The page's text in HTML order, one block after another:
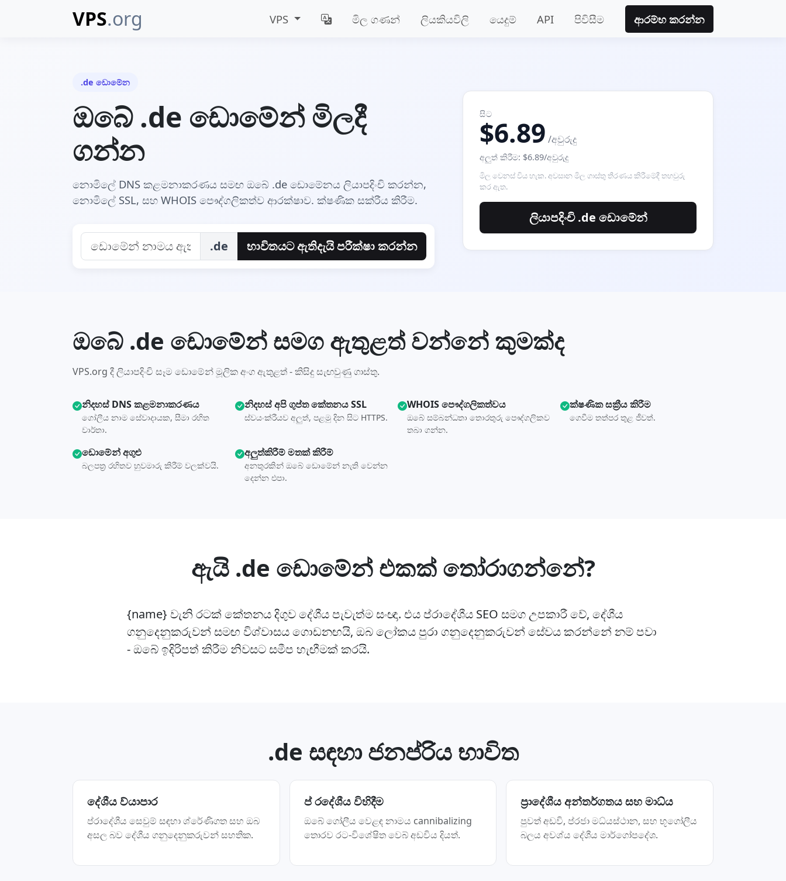
VPS.org VPS මිල ගණන් ලියකියවිලි යෙදුම් API පිවිසීම ආරම්භ කරන්න
.de ඩොමේන
ඔබේ .de ඩොමේන් මිලදී
ගන්න
නොමිලේ DNS කළමනාකරණය සමඟ ඔබේ .de ඩොමේනය ලියාපදිංචි කරන්න,
නොමිලේ SSL, සහ WHOIS පෞද්ගලිකත්ව ආරක්ෂාව. ක්ෂණික සක්රීය කිරීම.
.de භාවිතයට ඇතිදැයි පරීක්ෂා කරන්න
සිට
$6.89 /අවුරුදු
අලුත් කිරීම: $6.89/අවුරුදු
මිල වෙනස් විය හැක. අවසාන මිල ගාස්තු තීරණය කිරීමේදී තහවුරු
කර ඇත.
ලියාපදිංචි .de ඩොමේන්
ඔබේ .de ඩොමේන් සමග ඇතුළත් වන්නේ කුමක්ද
VPS.org දී ලියාපදිංචි සෑම ඩොමේන් මූලික අංග ඇතුළත් - කිසිදු සැඟවුණු ගාස්තු.
නිදහස් DNS කළමනාකරණය
ගෝලීය නාම සේවාදායක, සීමා රහිත
වාර්තා.
නිදහස් අපි ගුප්ත කේතනය SSL
ස්වයංක්රීයව අලුත්, පළමු දින සිට HTTPS.
WHOIS පෞද්ගලිකත්වය
ඔබේ සම්බන්ධතා තොරතුරු පෞද්ගලිකව
තබා ගන්න.
ක්ෂණික සක්‍රීය කිරීම
ගෙවීම තත්පර තුළ ජීවත්.
ඩොමේන් අගුළු
බලපත්‍ර රහිතව හුවමාරු කිරීම් වලක්වයි.
අලුත්කිරීම් මතක් කිරීම්
අනතුරකින් ඔබේ ඩොමේන් නැති වෙන්න
දෙන්න එපා.
ඇයි .de ඩොමේන් එකක් තෝරාගන්නේ?
{name} වැනි රටක් කේතනය දිගුව දේශීය පැවැත්ම සංඥා. එය ප්රාදේශීය SEO සමග උපකාරී වේ, දේශීය
ගනුදෙනුකරුවන් සමඟ විශ්වාසය ගොඩනඟයි, ඔබ ලෝකය පුරා ගනුදෙනුකරුවන් සේවය කරන්නේ නම් පවා
- ඔබේ ඉදිරිපත් කිරීම නිවසට සමීප හැඟීමක් කරයි.
.de සඳහා ජනප්රිය භාවිත
දේශීය ව්යාපාර
ප්රාදේශීය සෙවුම් සඳහා ශ්රේණිගත සහ ඔබ
අසල බව දේශීය ගනුදෙනුකරුවන් සහතික.
ප් රදේශීය විහිදීම
ඔබේ ගෝලීය වෙළඳ නාමය cannibalizing
තොරව රට-විශේෂිත වෙබ් අඩවිය දියත්.
ප්‍රාදේශීය අන්තර්ගතය සහ මාධ්ය
පුවත් අඩවි, ප්රජා මධ්යස්ථාන, සහ භූගෝලීය
බලය අවශ්ය දේශීය මාර්ගෝපදේශ.